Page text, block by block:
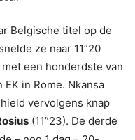
Belgische titel op de
ze naar 11”20
een honderdste van
in Rome. Nkansa
vervolgens knap
(11”23). De derde